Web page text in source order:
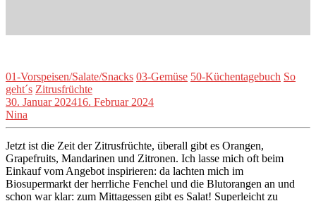
01-Vorspeisen/Salate/Snacks 03-Gemüse 50-Küchentagebuch So
geht´s Zitrusfrüchte
30. Januar 202416. Februar 2024
Nina
Jetzt ist die Zeit der Zitrusfrüchte, überall gibt es Orangen,
Grapefruits, Mandarinen und Zitronen. Ich lasse mich oft beim
Einkauf vom Angebot inspirieren: da lachten mich im
Biosupermarkt der herrliche Fenchel und die Blutorangen an und
schon war klar: zum Mittagessen gibt es Salat! Superleicht zu